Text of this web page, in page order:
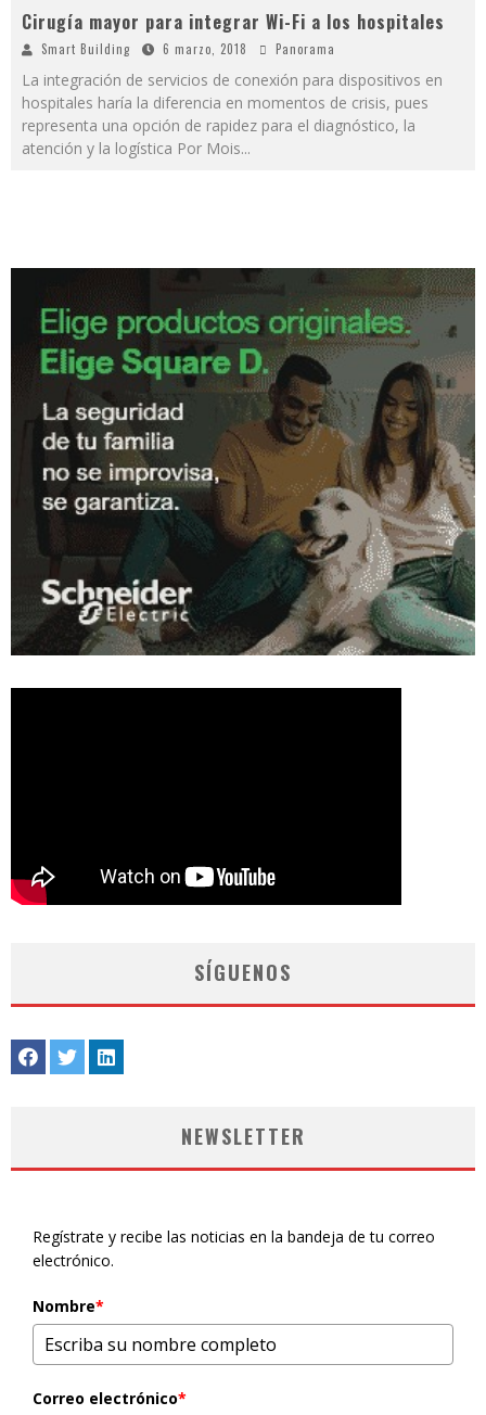
Cirugía mayor para integrar Wi-Fi a los hospitales
Smart Building 6 marzo, 2018 Panorama
La integración de servicios de conexión para dispositivos en
hospitales haría la diferencia en momentos de crisis, pues
representa una opción de rapidez para el diagnóstico, la
atención y la logística Por Mois...
SÍGUENOS
NEWSLETTER
Regístrate y recibe las noticias en la bandeja de tu correo
electrónico.
Nombre*
Correo electrónico*